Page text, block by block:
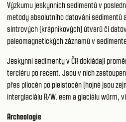
Výzkumu jeskynních sedimentů v
metody absolutního datování sedimentů
sintrových (krápníkových) útvarů či
paleomagnetických záznamů v
Jeskynní sedimenty v ČR dokládají
terciéru po recent. Jsou v nich
přes pliocén po pleistocén (hojné jsou
interglaciálu R/W, eem a glaciálu würm,
Archeologie